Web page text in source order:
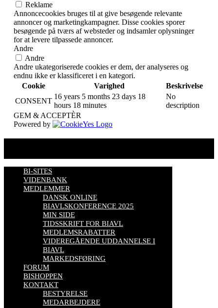
Reklame
Annoncecookies bruges til at give besøgende relevante
annoncer og marketingkampagner. Disse cookies sporer
besøgende på tværs af websteder og indsamler oplysninger
for at levere tilpassede annoncer.
Andre
Andre
Andre ukategoriserede cookies er dem, der analyseres og
endnu ikke er klassificeret i en kategori.
Cookie
Varighed
Beskrivelse
CONSENT
16 years 5 months 23 days 18
hours 18 minutes
No
description
GEM & ACCEPTÈR
Powered by
BI-SITES
VIDENBANK
MEDLEMMER
DANSK ONLINE
BIAVLSKONFERENCE 2025
MIN SIDE
TIDSSKRIFT FOR BIAVL
MEDLEMSRABATTER
VIDEREGÅENDE UDDANNELSE I
BIAVL
MARKEDSFØRING
FORUM
BISHOPPEN
KONTAKT
BESTYRELSE
MEDARBEJDERE